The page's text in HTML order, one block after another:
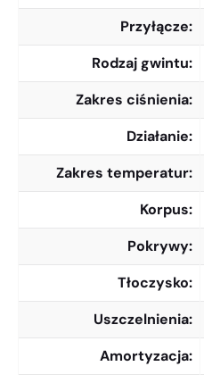
Przyłącze
Rodzaj gwintu
Zakres ciśnienia
Działanie
Zakres temperatur
Korpus
Pokrywy
Tłoczysko
Uszczelnienia
Amortyzacja